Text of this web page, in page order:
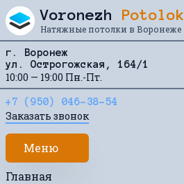
Перейти к содержанию
Voronezh Potolok
Натяжные потолки в Воронеже
г. Воронеж
ул. Острогожская, 164/1
10:00 — 19:00 Пн.-Пт.
+7 (950) 046-38-54
Заказать звонок
Меню
Главная